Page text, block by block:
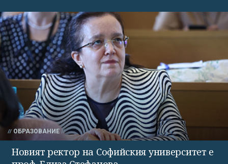
ОБРАЗОВАНИЕ
Новият ректор на Софийския университет е